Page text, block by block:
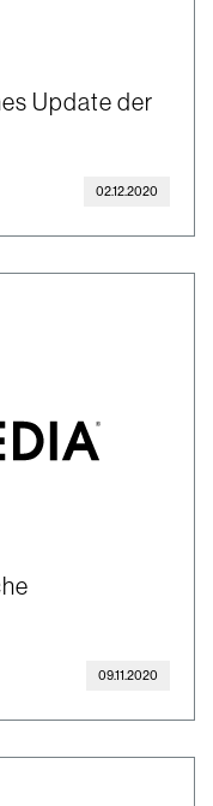
Update der
02.12.2020
09.11.2020